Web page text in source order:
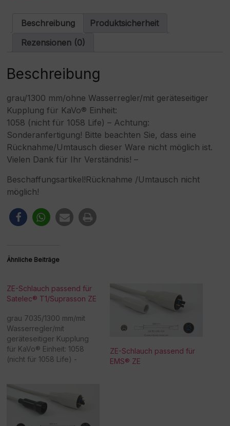
i
Beschreibung
Produktsicherheit
Rezensionen (0)
Beschreibung
grau/1300 mm/ohne Wasserregler/mit geräteseitiger
Kupplung für KaVo® Einheit:
1058 (nicht für 1058 Life) – Achtung:
Sonderanfertigung! Bitte beachten Sie, dass eine
Rücknahme/Umtausch dieser Ware nicht möglich ist.
Vielen Dank für Ihr Verständnis! –
Beschaffungsartikel!Rücknahme /Umtausch nicht
möglich!
Ähnliche Beiträge
ZE-Schlauch passend für
Satelec® T1/Suprasson ZE
grau 7035/1300 mm/mit
Wasserregler/mit
geräteseitiger Kupplung
für KaVo® Einheit: 1058
(nicht für 1058 Life) -
beachten Sie, dass eine
Rücknahme/Umtausch
dieser Ware nicht möglich
ist. Vielen Dank für Ihr
ZE-Schlauch passend für
EMS® ZE